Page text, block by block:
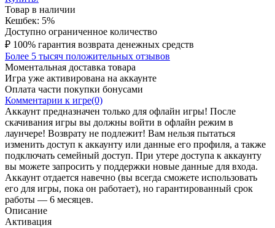
Товар в наличии
Кешбек: 5%
Доступно ограниченное количество
₽ 100% гарантия возврата денежных средств
Более 5 тысяч положительных отзывов
Моментальная доставка товара
Игра уже активирована на аккаунте
Оплата части покупки бонусами
Комментарии к игре(0)
Аккаунт предназначен только для офлайн игры! После
скачивания игры вы должны войти в офлайн режим в
лаунчере! Возврату не подлежит! Вам нельзя пытаться
изменить доступ к аккаунту или данные его профиля, а также
подключать семейный доступ. При утере доступа к аккаунту
вы можете запросить у поддержки новые данные для входа.
Аккаунт отдается навечно (вы всегда сможете использовать
его для игры, пока он работает), но гарантированный срок
работы — 6 месяцев.
Описание
Активация